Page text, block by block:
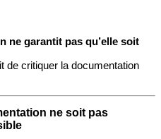
ne garantit pas qu’elle soit
de critiquer la documentation
ne soit pas